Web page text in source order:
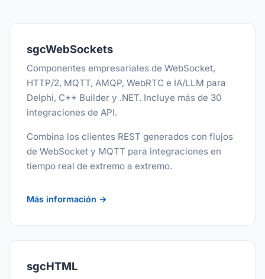
sgcWebSockets
Componentes empresariales de WebSocket,
HTTP/2, MQTT, AMQP, WebRTC e IA/LLM para
Delphi, C++ Builder y .NET. Incluye más de 30
integraciones de API.
Combina los clientes REST generados con flujos
de WebSocket y MQTT para integraciones en
tiempo real de extremo a extremo.
Más información →
sgcHTML